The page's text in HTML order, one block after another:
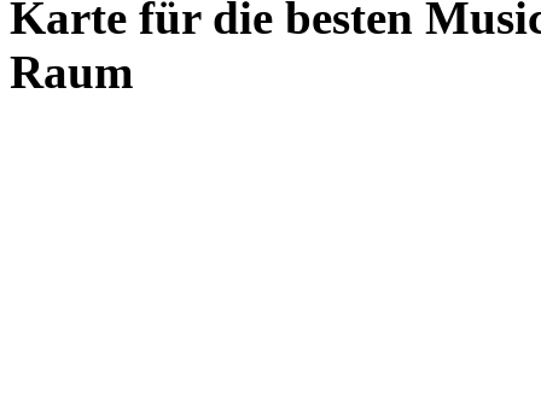
Karte für die besten
Raum